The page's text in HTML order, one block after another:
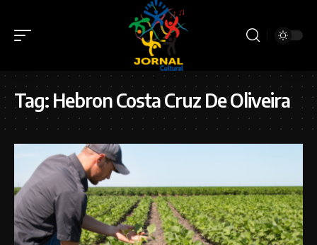
Tag: Hebron Costa Cruz De Oliveira